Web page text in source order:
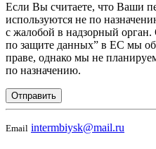
Если Вы считаете, что Ваши
используются не по
с жалобой в надзорный
по защите данных” в ЕС мы
праве, однако мы не
по назначению.
Отправить
Email intermbiysk@mail.ru